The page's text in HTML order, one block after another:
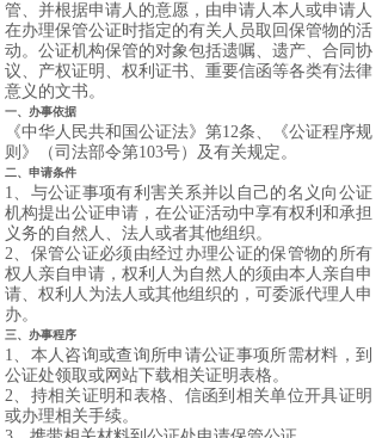
管、并根据申请人的意愿，由申请人本人或申请人
在办理保管公证时指定的有关人员取回保管物的活
动。公证机构保管的对象包括遗嘱、遗产、合同协
议、产权证明、权利证书、重要信函等各类有法律
意义的文书。
一、办事依据
《中华人民共和国公证法》第12条、《公证程序规
则》（司法部令第103号） 及有关规定。
二、申请条件
1、与公证事项有利害关系并以自己的名义向公证
机构提出公证申请，在公证活动中享有权利和承担
义务的自然人、法人或者其他组织。
2、保管公证必须由经过办理公证的保管物的所有
权人亲自申请，权利人为自然人的须由本人亲自申
请、权利人为法人或其他组织的，可委派代理人申
办。
三、办事程序
1、本人咨询或查询所申请公证事项所需材料，到
公证处领取或网站下载相关证明表格。
2、持相关证明和表格、信函到相关单位开具证明
或办理相关手续。